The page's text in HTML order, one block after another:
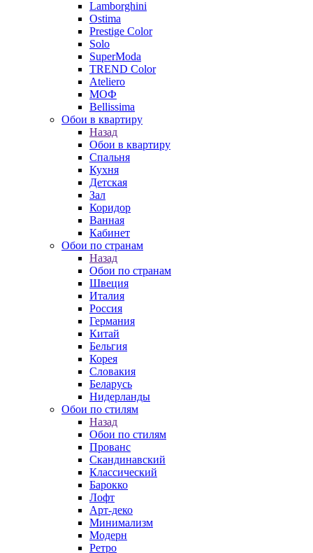
Lamborghini
Ostima
Prestige Color
Solo
SuperModa
TREND Color
Ateliero
МОФ
Bellissima
Обои в квартиру
Назад
Обои в квартиру
Спальня
Кухня
Детская
Зал
Коридор
Ванная
Кабинет
Обои по странам
Назад
Обои по странам
Швеция
Италия
Россия
Германия
Китай
Бельгия
Корея
Словакия
Беларусь
Нидерланды
Обои по стилям
Назад
Обои по стилям
Прованс
Скандинавский
Классический
Барокко
Лофт
Арт-деко
Минимализм
Модерн
Ретро